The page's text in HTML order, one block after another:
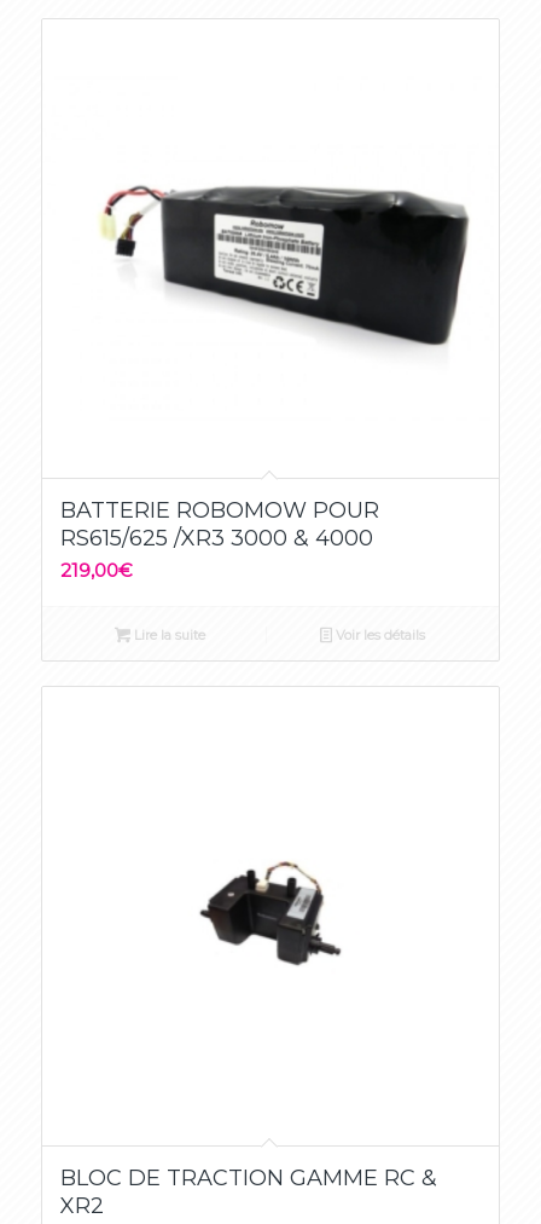
BATTERIE ROBOMOW POUR
RS615/625 /XR3 3000 & 4000
219,00€
Lire la suite Voir les détails
5.00
BLOC DE TRACTION GAMME RC &
XR2